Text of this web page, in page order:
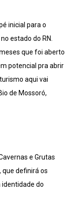
inicial para o
estado do RN.
que foi aberto
potencial pra abrir
aqui vai
de Mossoró,
e Grutas
que definirá os
identidade do